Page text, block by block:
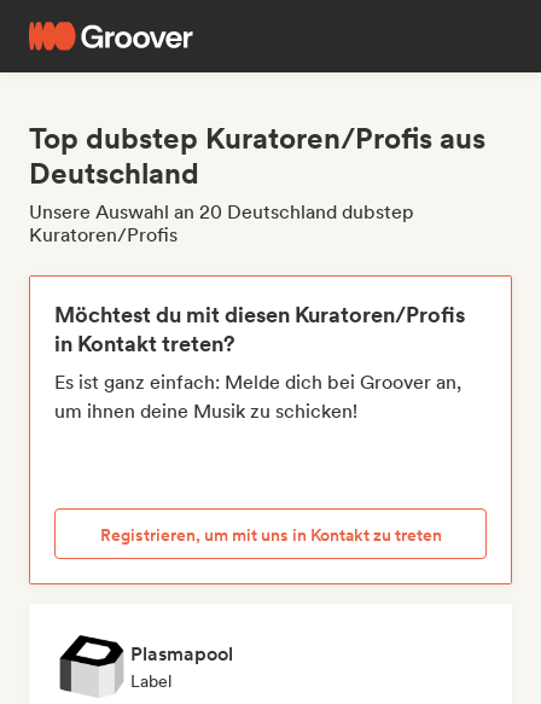
Top dubstep Kuratoren/Profis aus
Deutschland
Unsere Auswahl an 20 Deutschland dubstep
Kuratoren/Profis
Möchtest du mit diesen Kuratoren/Profis
in Kontakt treten?
Es ist ganz einfach: Melde dich bei Groover an,
um ihnen deine Musik zu schicken!
Registrieren, um mit uns in Kontakt zu treten
Plasmapool
Label